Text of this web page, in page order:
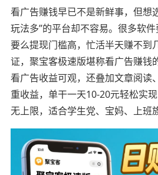
看广告赚钱早已不是新鲜事，但想
玩法多”的平台却不容易。很多软件
要么提现门槛高，忙活半天赚不到
证，聚宝客极速版堪称看广告赚
看广告收益可观，还叠加文章阅读
重收益，单干一天10-20元轻松实
无上限，适合学生党、宝妈、上班